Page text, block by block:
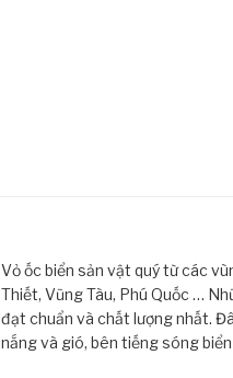
Vỏ ốc biển sản vật quý từ các
Thiết, Vũng Tàu, Phú Quốc …
đạt chuẩn và chất lượng nhất.
nắng và gió, bên tiếng sóng